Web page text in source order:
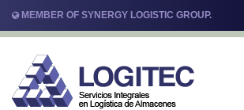
MEMBER OF SYNERGY LOGISTIC GROUP.